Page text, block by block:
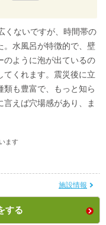
くないですが、時間帯の
。水風呂が特徴的で、壁
のように泡が出ているの
てくれます。震災後に立
類も豊富で、もっと知ら
えば穴場感があり、ま
ます
施設情報
する